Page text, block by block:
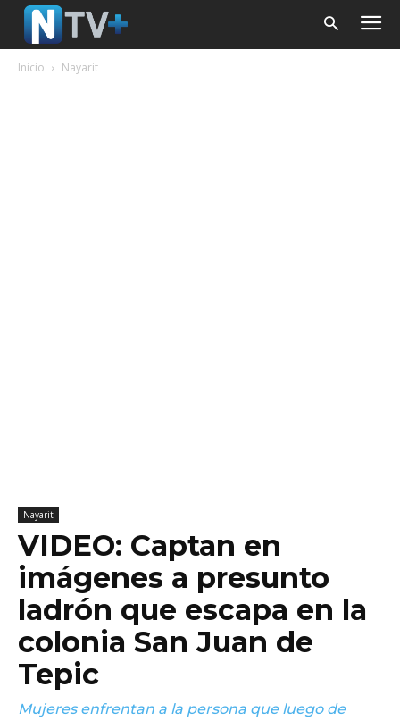
Inicio Nayarit
Nayarit
VIDEO: Captan en
imágenes a presunto
ladrón que escapa en la
colonia San Juan de
Tepic
Mujeres enfrentan a la persona que luego de